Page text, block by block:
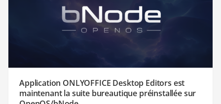
Application ONLYOFFICE Desktop Editors est
maintenant la suite bureautique préinstallée sur